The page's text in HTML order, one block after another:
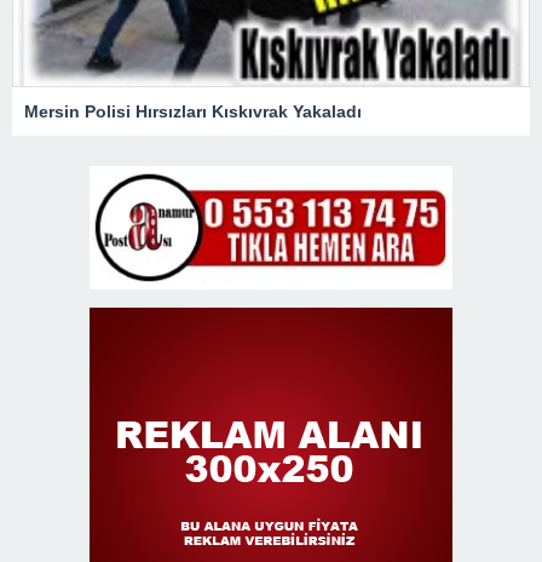
Mersin Polisi Hırsızları Kıskıvrak Yakaladı